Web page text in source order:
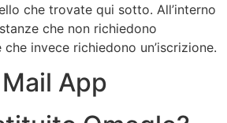
che trovate qui sotto. All’interno
che non richiedono
invece richiedono un’iscrizione.
App